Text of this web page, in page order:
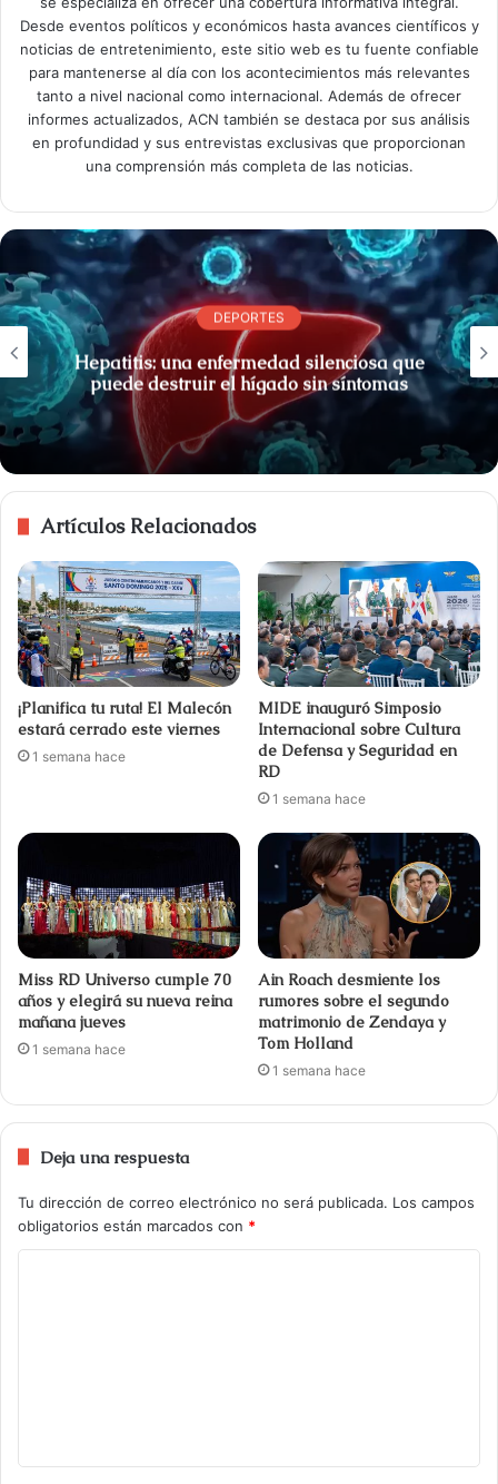
Desde eventos políticos y económicos hasta avances científicos y
noticias de entretenimiento, este sitio web es tu fuente confiable
para mantenerse al día con los acontecimientos más relevantes
tanto a nivel nacional como internacional. Además de ofrecer
informes actualizados, ACN también se destaca por sus análisis
en profundidad y sus entrevistas exclusivas que proporcionan
una comprensión más completa de las noticias.
DEPORTES
Hepatitis: una enfermedad silenciosa que
puede destruir el hígado sin síntomas
Artículos Relacionados
¡Planifica tu ruta! El Malecón
estará cerrado este viernes
1 semana hace
MIDE inauguró Simposio
Internacional sobre Cultura
de Defensa y Seguridad en
RD
1 semana hace
Miss RD Universo cumple 70
años y elegirá su nueva reina
mañana jueves
1 semana hace
Ain Roach desmiente los
rumores sobre el segundo
matrimonio de Zendaya y
Tom Holland
1 semana hace
Deja una respuesta
Tu dirección de correo electrónico no será publicada. Los campos
obligatorios están marcados con *